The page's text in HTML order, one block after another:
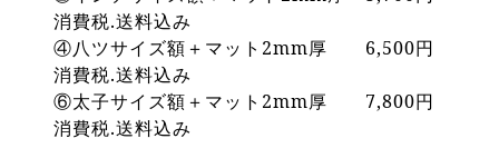
消費税.送料込み
④八ツサイズ額＋マット2mm厚 6,500円
消費税.送料込み
⑥太子サイズ額＋マット2mm厚 7,800円
消費税.送料込み